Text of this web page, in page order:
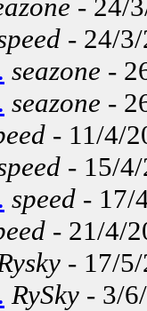
- 24/
- 24/
seazone -
seazone -
- 11/4/
- 15/
speed - 17/
- 21/4/
- 17/
RySky - 3/